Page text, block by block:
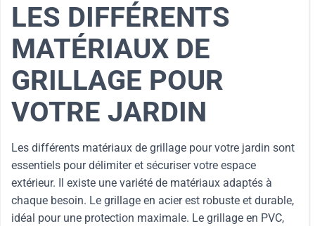
LES DIFFÉRENTS
MATÉRIAUX DE
GRILLAGE POUR
VOTRE JARDIN
Les différents matériaux de grillage pour votre jardin sont
essentiels pour délimiter et sécuriser votre espace
extérieur. Il existe une variété de matériaux adaptés à
chaque besoin. Le grillage en acier est robuste et durable,
idéal pour une protection maximale. Le grillage en PVC,